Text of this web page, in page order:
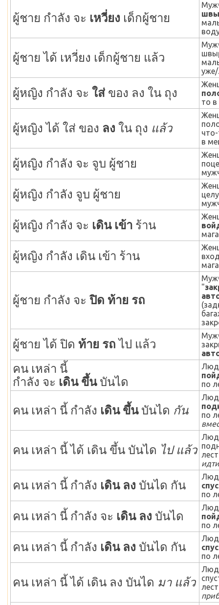
ผู้ชาย กำลัง จะ เหวี่ยง เด็กผู้ชาย
ผู้ชาย ได้ เหวี่ยง เด็กผู้ชาย แล้ว
уже/.
ผู้หญิง กำลัง จะ ใส่ ของ ลง ใน ถุง
то
ผู้หญิง ได้ ใส่ ของ ลง ใน ถุง แล้ว
в
ผู้หญิง กำลัง จะ จูบ ผู้ชาย
ผู้หญิง กำลัง จูบ ผู้ชาย
ผู้หญิง กำลัง จะ เดิน เข้า ร้าน
ผู้หญิง กำลัง เดิน เข้า ร้าน
ผู้ชาย กำลัง จะปิด ท้าย รถ
"
ผู้ชาย ได้ ปิด ท้าย รถ ไป แล้ว
คน เหล่า นี้
กำลัง จะ เดิน ขึ้น บันได
по
คน เหล่า นี้ กำลัง เดิน ขึ้น บันได กัน
по
คน เหล่า นี้ ได้ เดิน ขึ้น บันได ไป แล้ว
คน เหล่า นี้ กำลัง เดิน ลง บันได กัน
по
คน เหล่า นี้ กำลัง จะ เดิน ลง บันได
по
คน เหล่า นี้ กำลัง เดิน ลง บันได กัน
по
คน เหล่า นี้ ได้ เดิน ลง บันได มา แล้ว